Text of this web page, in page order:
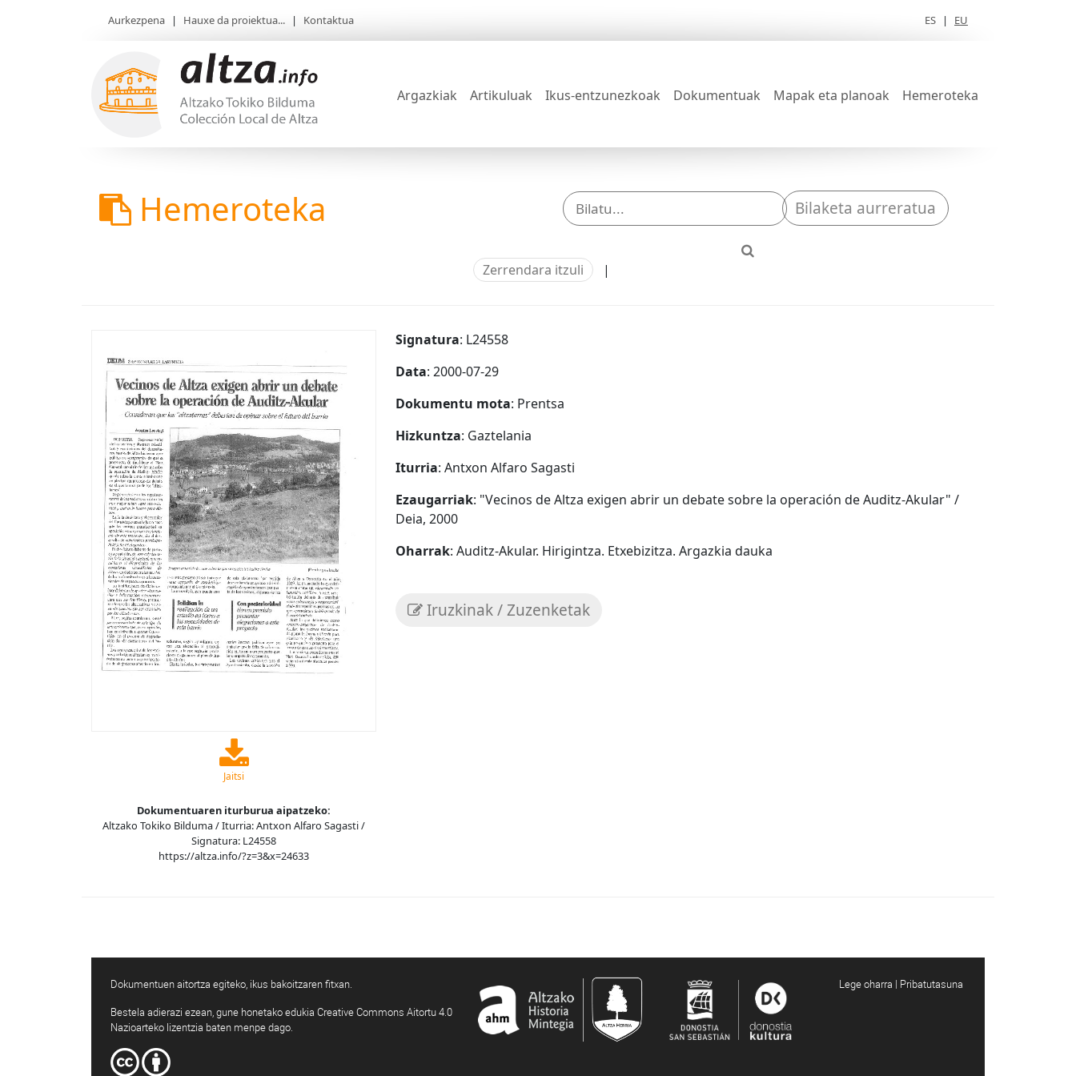
Aurkezpena | Hauxe da proiektua... | Kontaktua ES | EU
Argazkiak Artikuluak Ikus-entzunezkoak Dokumentuak Mapak eta planoak Hemeroteka
Hemeroteka Bilaketa aurreratua
Zerrendara itzuli |
Jaitsi
Dokumentuaren iturburua aipatzeko:
Altzako Tokiko Bilduma / Iturria: Antxon Alfaro Sagasti /
Signatura: L24558
https://altza.info/?z=3&x=24633
Signatura: L24558
Data: 2000-07-29
Dokumentu mota: Prentsa
Hizkuntza: Gaztelania
Iturria: Antxon Alfaro Sagasti
Ezaugarriak: "Vecinos de Altza exigen abrir un debate sobre la operación de Auditz-Akular" /
Deia, 2000
Oharrak: Auditz-Akular. Hirigintza. Etxebizitza. Argazkia dauka
Iruzkinak / Zuzenketak
Dokumentuen aitortza egiteko, ikus bakoitzaren fitxan.
Bestela adierazi ezean, gune honetako edukia Creative Commons Aitortu 4.0
Nazioarteko lizentzia baten menpe dago.
Lege oharra | Pribatutasuna